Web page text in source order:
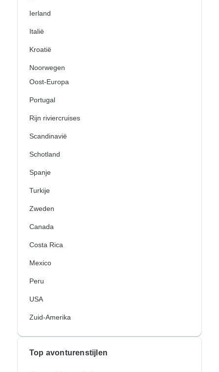
Ierland
Italië
Kroatië
Noorwegen
Oost-Europa
Portugal
Rijn riviercruises
Scandinavië
Schotland
Spanje
Turkije
Zweden
Canada
Costa Rica
Mexico
Peru
USA
Zuid-Amerika
Top avonturenstijlen